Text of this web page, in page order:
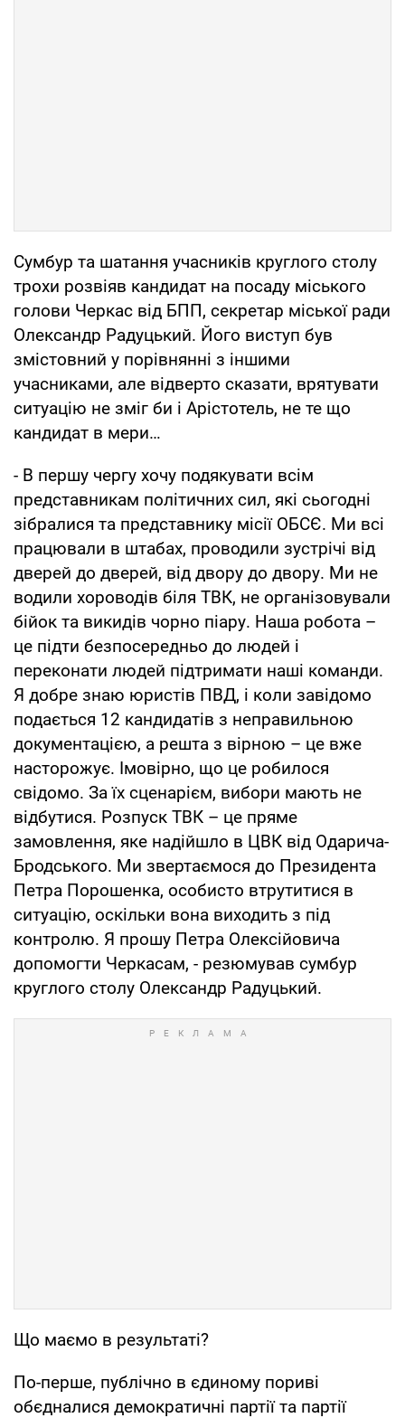
Сумбур та шатання учасників круглого столу
трохи розвіяв кандидат на посаду міського
голови Черкас від БПП, секретар міської ради
Олександр Радуцький. Його виступ був
змістовний у порівнянні з іншими
учасниками, але відверто сказати, врятувати
ситуацію не зміг би і Арістотель, не те що
кандидат в мери…
- В першу чергу хочу подякувати всім
представникам політичних сил, які сьогодні
зібралися та представнику місії ОБСЄ. Ми всі
працювали в штабах, проводили зустрічі від
дверей до дверей, від двору до двору. Ми не
водили хороводів біля ТВК, не організовували
бійок та викидів чорно піару. Наша робота –
це підти безпосередньо до людей і
переконати людей підтримати наші команди.
Я добре знаю юристів ПВД, і коли завідомо
подається 12 кандидатів з неправильною
документацією, а решта з вірною – це вже
насторожує. Імовірно, що це робилося
свідомо. За їх сценарієм, вибори мають не
відбутися. Розпуск ТВК – це пряме
замовлення, яке надійшло в ЦВК від Одарича-
Бродського. Ми звертаємося до Президента
Петра Порошенка, особисто втрутитися в
ситуацію, оскільки вона виходить з під
контролю. Я прошу Петра Олексійовича
допомогти Черкасам, - резюмував сумбур
круглого столу Олександр Радуцький.
Що маємо в результаті?
По-перше, публічно в єдиному пориві
обєдналися демократичні партії та партії